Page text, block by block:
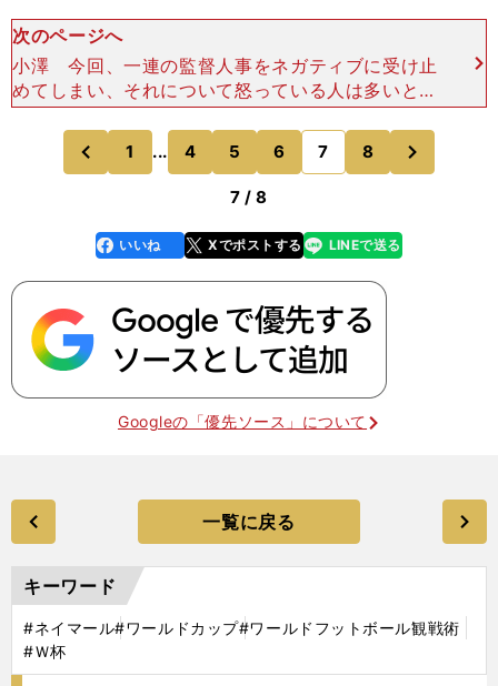
次のページへ
小澤 今回、一連の監督人事をネガティブに受け止
めてしまい、それについて怒っている人は多いと思
うんですけど、間違いなく選手たちはそういうシン
パシーを感じさせてくれるような戦いを全力でして
くれるでしょうか
前
1 ... 4 5 6 7 8
のページへ
7 / 8
faceboo
k
いいね Xでポストする
line LINEで送る
Googleの「優先ソース」について
一覧に戻る
キーワード
#ネイマール#ワールドカップ#ワールドフットボール観戦術
#Ｗ杯